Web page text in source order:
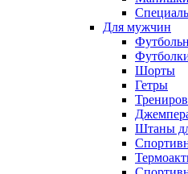
Для мужчин
Шорты
Гетры
Штаны